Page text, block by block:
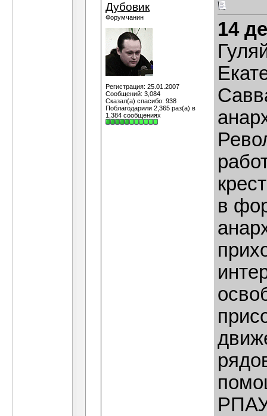
Дубовик
Форумчанин
Регистрация: 25.01.2007
Сообщений: 3,084
Сказал(а) спасибо: 938
Поблагодарили 2,365 раз(а) в
1,384 сообщениях
14
в